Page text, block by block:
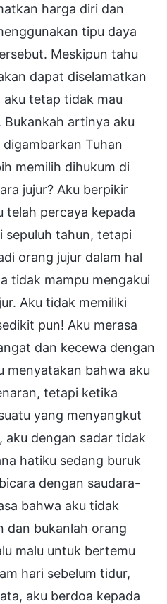
harga diri dan
tipu daya
Meskipun tahu
dapat diselamatkan
aku tetap tidak mau
Bukankah artinya aku
Tuhan
memilih dihukum di
jujur? Aku berpikir
telah percaya kepada
sepuluh tahun, tetapi
orang jujur dalam hal
tidak mampu mengakui
Aku tidak memiliki
pun! Aku merasa
dan kecewa dengan
menyatakan bahwa aku
tetapi ketika
yang menyangkut
aku dengan sadar tidak
hatiku sedang buruk
dengan saudara-
bahwa aku tidak
dan bukanlah orang
malu untuk bertemu
hari sebelum tidur,
aku berdoa kepada